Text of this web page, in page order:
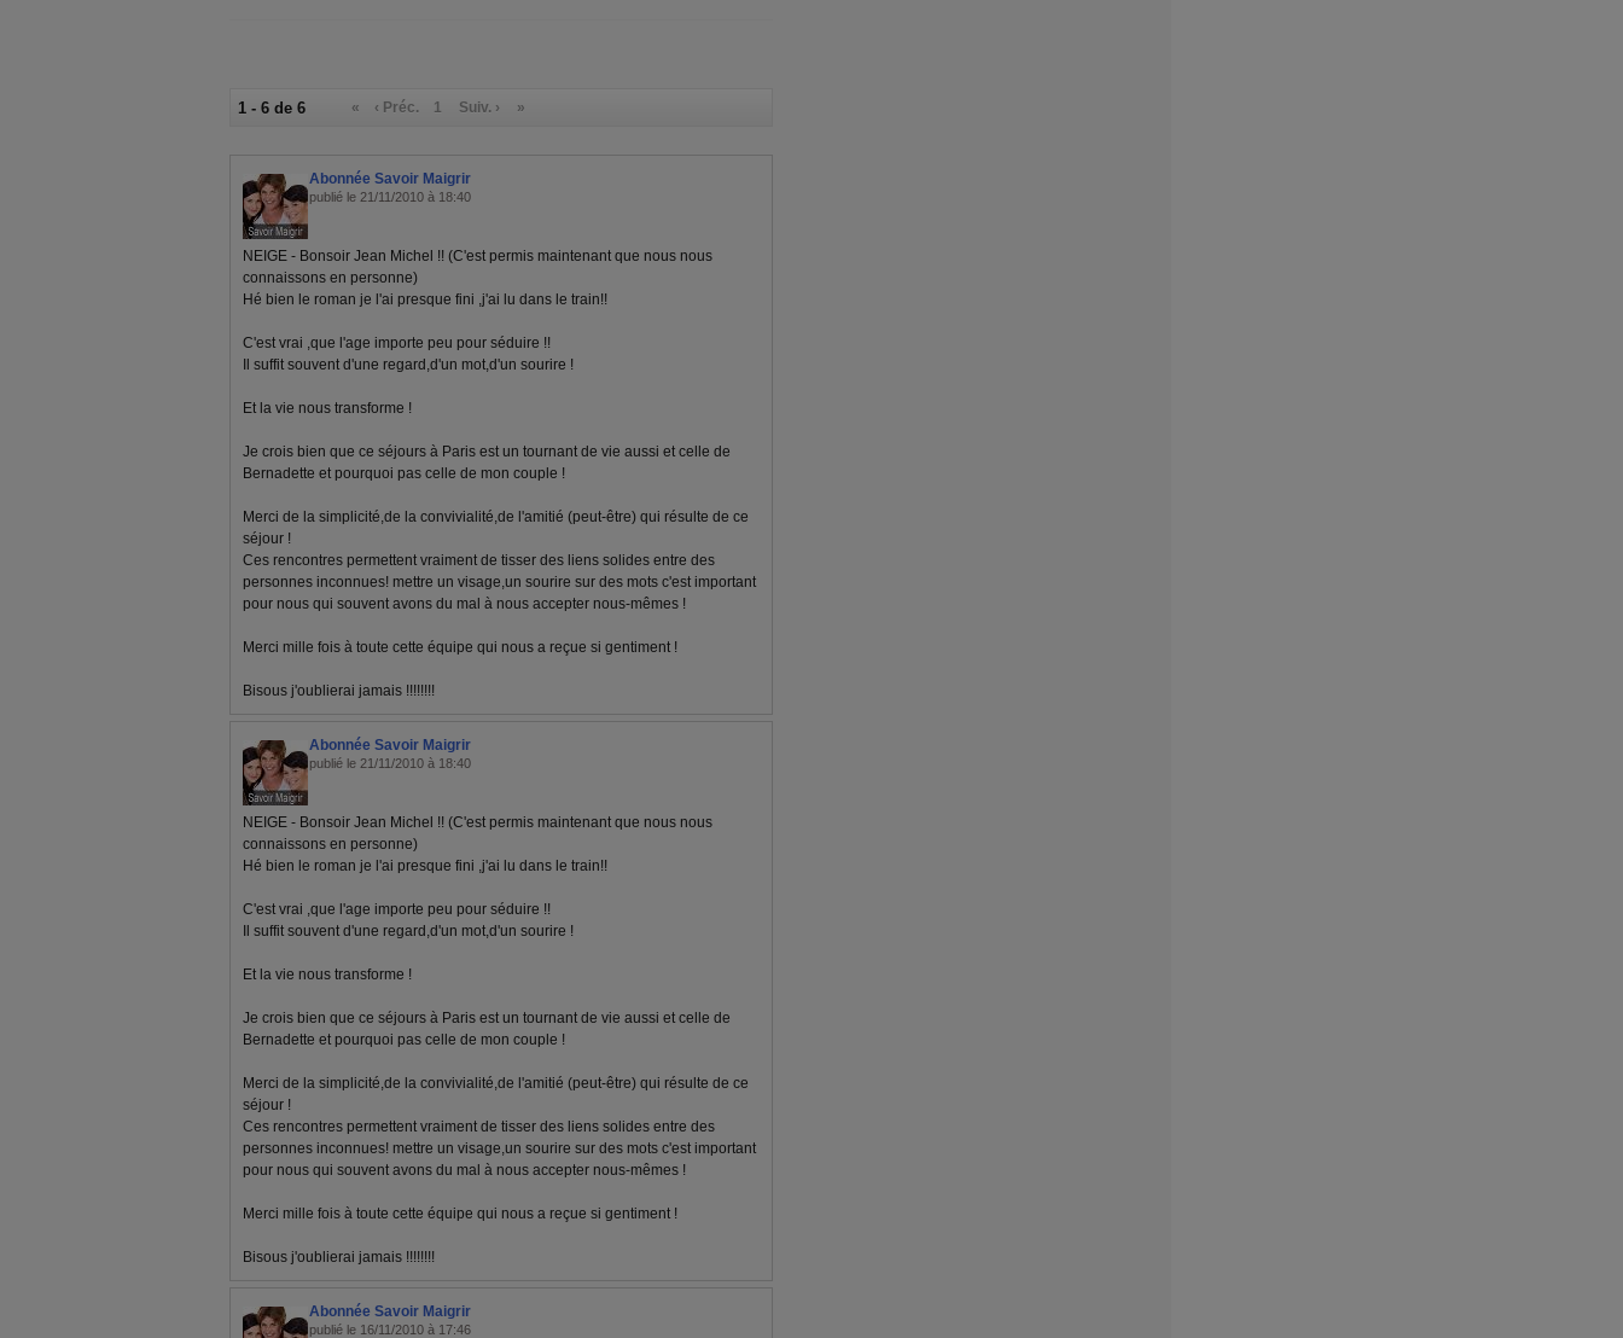
1 - 6 de 6 « ‹ Préc. 1 Suiv. › »
Abonnée Savoir Maigrir
publié le 21/11/2010 à 18:40
NEIGE - Bonsoir Jean Michel !! (C'est permis maintenant que nous nous
connaissons en personne)
Hé bien le roman je l'ai presque fini ,j'ai lu dans le train!!
C'est vrai ,que l'age importe peu pour séduire !!
Il suffit souvent d'une regard,d'un mot,d'un sourire !
Et la vie nous transforme !
Je crois bien que ce séjours à Paris est un tournant de vie aussi et celle de
Bernadette et pourquoi pas celle de mon couple !
Merci de la simplicité,de la convivialité,de l'amitié (peut-être) qui résulte de ce
séjour !
Ces rencontres permettent vraiment de tisser des liens solides entre des
personnes inconnues! mettre un visage,un sourire sur des mots c'est important
pour nous qui souvent avons du mal à nous accepter nous-mêmes !
Merci mille fois à toute cette équipe qui nous a reçue si gentiment !
Bisous j'oublierai jamais !!!!!!!!
Abonnée Savoir Maigrir
publié le 21/11/2010 à 18:40
NEIGE - Bonsoir Jean Michel !! (C'est permis maintenant que nous nous
connaissons en personne)
Hé bien le roman je l'ai presque fini ,j'ai lu dans le train!!
C'est vrai ,que l'age importe peu pour séduire !!
Il suffit souvent d'une regard,d'un mot,d'un sourire !
Et la vie nous transforme !
Je crois bien que ce séjours à Paris est un tournant de vie aussi et celle de
Bernadette et pourquoi pas celle de mon couple !
Merci de la simplicité,de la convivialité,de l'amitié (peut-être) qui résulte de ce
séjour !
Ces rencontres permettent vraiment de tisser des liens solides entre des
personnes inconnues! mettre un visage,un sourire sur des mots c'est important
pour nous qui souvent avons du mal à nous accepter nous-mêmes !
Merci mille fois à toute cette équipe qui nous a reçue si gentiment !
Bisous j'oublierai jamais !!!!!!!!
Abonnée Savoir Maigrir
publié le 16/11/2010 à 17:46